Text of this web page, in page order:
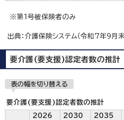
※第1号被保険者のみ
出典：介護保険システム（令和7年9月末
要介護(要支援)認定者数の推計
表の幅を切り替える
要介護(要支援)認定者数の推計
2026
2030
2035